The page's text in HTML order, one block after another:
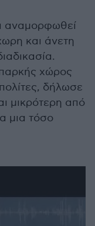
αναμορφωθεί
και άνετη
χώρος
δήλωσε
μικρότερη από
μια τόσο